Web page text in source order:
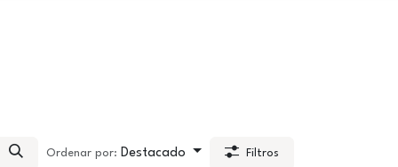
Ordenar por: Destacado Filtros